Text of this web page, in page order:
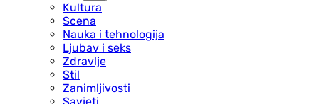
Kultura
Scena
Nauka i tehnologija
Ljubav i seks
Zdravlje
Stil
Zanimljivosti